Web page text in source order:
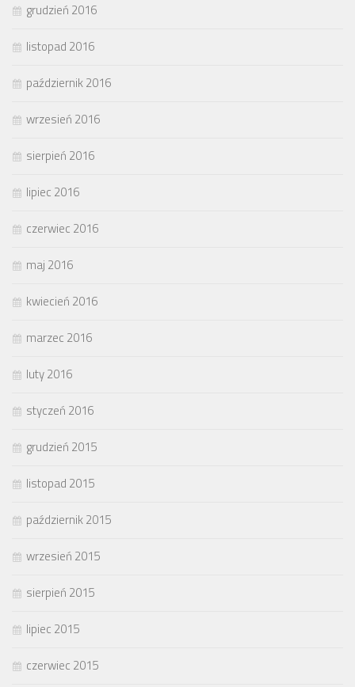
grudzień 2016
listopad 2016
październik 2016
wrzesień 2016
sierpień 2016
lipiec 2016
czerwiec 2016
maj 2016
kwiecień 2016
marzec 2016
luty 2016
styczeń 2016
grudzień 2015
listopad 2015
październik 2015
wrzesień 2015
sierpień 2015
lipiec 2015
czerwiec 2015